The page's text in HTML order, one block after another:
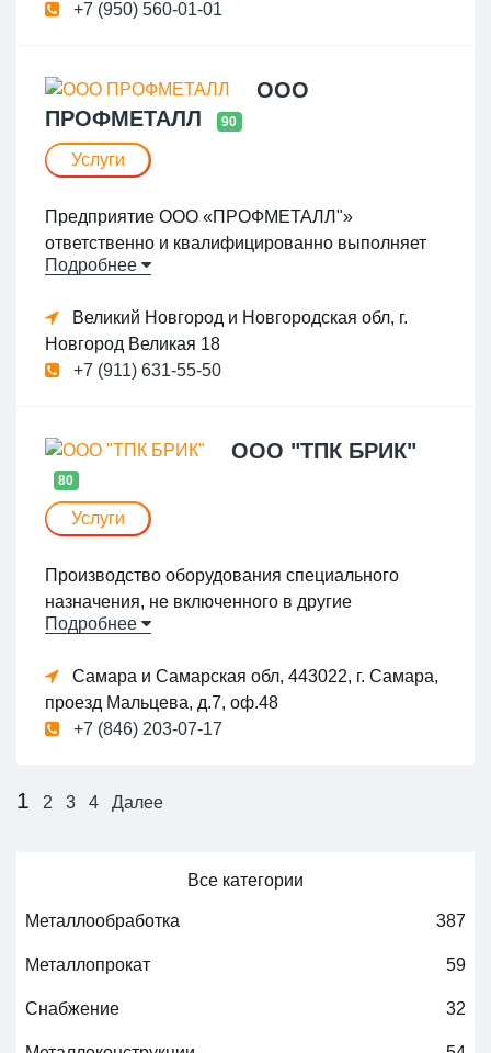
+7 (950) 560-01-01
ООО
ПРОФМЕТАЛЛ
90
Услуги
Предприятие ООО «ПРОФМЕТАЛЛ"»
ответственно и квалифицированно выполняет
изготовление различных деталей на заказ.
рекордно сжатые сроки. Наши сотрудники
прекрасно владеют техниками обработки
металлов. Все работы осуществляются на
как единичные образцы, так и партию
одинаковых изделий. Мы выполняем
следующие работы: -фрезерные -токарные
-слесарные -гальваника www.profmetall53.ru
Подробнее
Великий Новгород и Новгородская обл, г.
Новгород Великая 18
+7 (911) 631-55-50
ООО "ТПК БРИК"
80
Услуги
Производство оборудования специального
назначения, не включенного в другие
группировки
Подробнее
Самара и Самарская обл, 443022, г. Самара,
проезд Мальцева, д.7, оф.48
+7 (846) 203-07-17
1 2 3 4 Далее
Все категории
Металлообработка 387
Металлопрокат 59
Снабжение 32